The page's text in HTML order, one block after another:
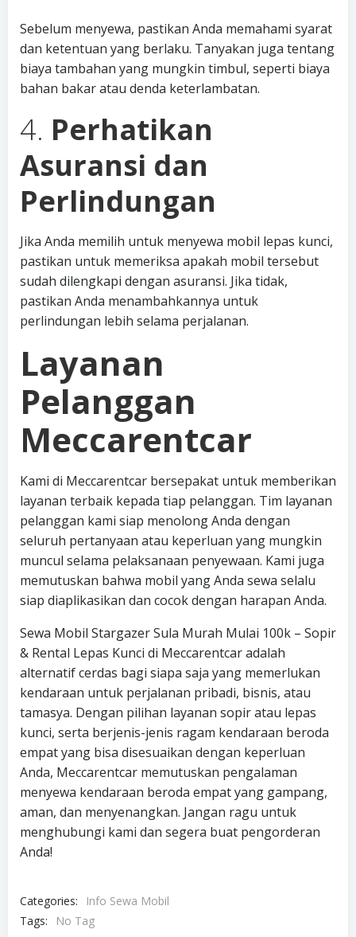
Sebelum menyewa, pastikan Anda memahami syarat
dan ketentuan yang berlaku. Tanyakan juga tentang
biaya tambahan yang mungkin timbul, seperti biaya
bahan bakar atau denda keterlambatan.
4. Perhatikan
Asuransi dan
Perlindungan
Jika Anda memilih untuk menyewa mobil lepas kunci,
pastikan untuk memeriksa apakah mobil tersebut
sudah dilengkapi dengan asuransi. Jika tidak,
pastikan Anda menambahkannya untuk
perlindungan lebih selama perjalanan.
Layanan
Pelanggan
Meccarentcar
Kami di Meccarentcar bersepakat untuk memberikan
layanan terbaik kepada tiap pelanggan. Tim layanan
pelanggan kami siap menolong Anda dengan
seluruh pertanyaan atau keperluan yang mungkin
muncul selama pelaksanaan penyewaan. Kami juga
memutuskan bahwa mobil yang Anda sewa selalu
siap diaplikasikan dan cocok dengan harapan Anda.
Sewa Mobil Stargazer Sula Murah Mulai 100k – Sopir
& Rental Lepas Kunci di Meccarentcar adalah
alternatif cerdas bagi siapa saja yang memerlukan
kendaraan untuk perjalanan pribadi, bisnis, atau
tamasya. Dengan pilihan layanan sopir atau lepas
kunci, serta berjenis-jenis ragam kendaraan beroda
empat yang bisa disesuaikan dengan keperluan
Anda, Meccarentcar memutuskan pengalaman
menyewa kendaraan beroda empat yang gampang,
aman, dan menyenangkan. Jangan ragu untuk
menghubungi kami dan segera buat pengorderan
Anda!
Categories:
Info Sewa Mobil
Tags:
No Tag